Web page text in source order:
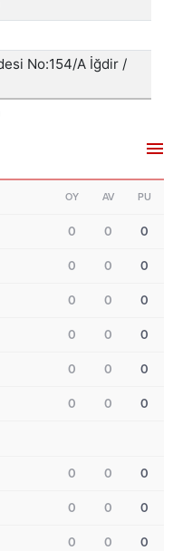
OY AV PU
0 0 0
0 0 0
0 0 0
0 0 0
0 0 0
0 0 0
0 0 0
0 0 0
0 0 0